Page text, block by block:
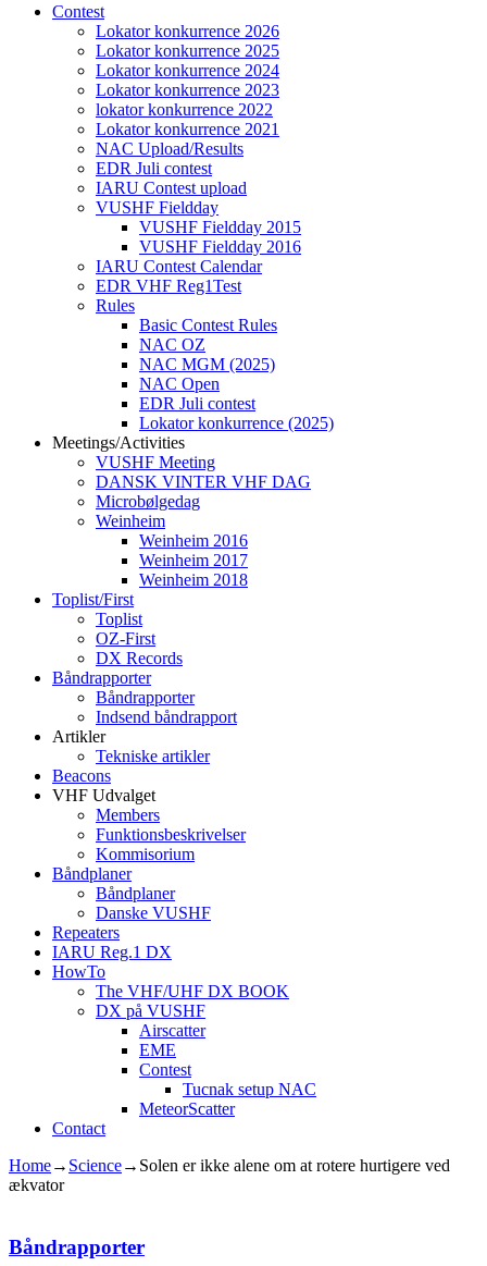
Contest
Lokator konkurrence 2026
Lokator konkurrence 2025
Lokator konkurrence 2024
Lokator konkurrence 2023
lokator konkurrence 2022
Lokator konkurrence 2021
NAC Upload/Results
EDR Juli contest
IARU Contest upload
VUSHF Fieldday
VUSHF Fieldday 2015
VUSHF Fieldday 2016
IARU Contest Calendar
EDR VHF Reg1Test
Rules
Basic Contest Rules
NAC OZ
NAC MGM (2025)
NAC Open
EDR Juli contest
Lokator konkurrence (2025)
Meetings/Activities
VUSHF Meeting
DANSK VINTER VHF DAG
Microbølgedag
Weinheim
Weinheim 2016
Weinheim 2017
Weinheim 2018
Toplist/First
Toplist
OZ-First
DX Records
Båndrapporter
Båndrapporter
Indsend båndrapport
Artikler
Tekniske artikler
Beacons
VHF Udvalget
Members
Funktionsbeskrivelser
Kommisorium
Båndplaner
Båndplaner
Danske VUSHF
Repeaters
IARU Reg.1 DX
HowTo
The VHF/UHF DX BOOK
DX på VUSHF
Airscatter
EME
Contest
Tucnak setup NAC
MeteorScatter
Contact
Home→ Science→ Solen er ikke alene om at rotere hurtigere ved
ækvator
Båndrapporter